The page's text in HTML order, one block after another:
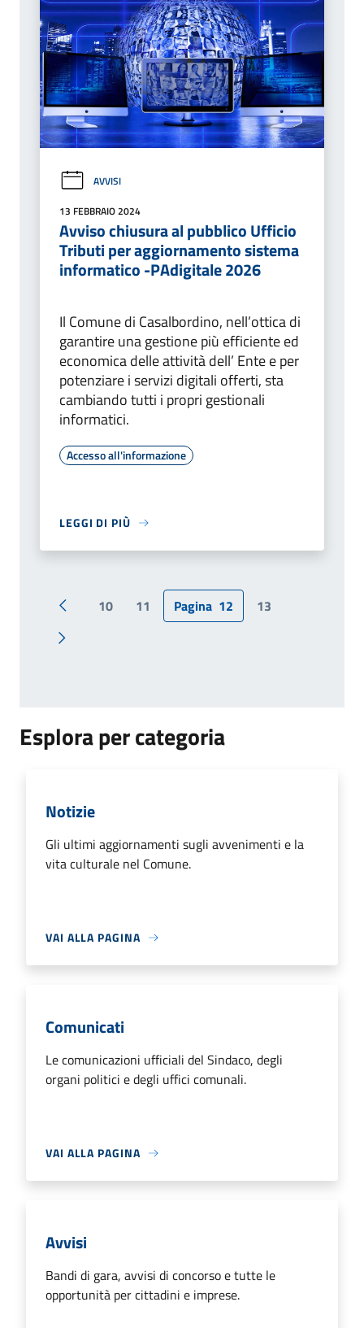
AVVISI
13 FEBBRAIO 2024
Avviso chiusura al pubblico Ufficio
Tributi per aggiornamento sistema
informatico -PAdigitale 2026
Il Comune di Casalbordino, nell’ottica di
garantire una gestione più efficiente ed
economica delle attività dell’ Ente e per
potenziare i servizi digitali offerti, sta
cambiando tutti i propri gestionali
informatici.
Accesso all'informazione
LEGGI DI PIÙ
Pagina precedente
10 11 Pagina 12 13
Pagina successiva
Esplora per categoria
Notizie
Gli ultimi aggiornamenti sugli avvenimenti e la
vita culturale nel Comune.
VAI ALLA PAGINA
Comunicati
Le comunicazioni ufficiali del Sindaco, degli
organi politici e degli uffici comunali.
VAI ALLA PAGINA
Avvisi
Bandi di gara, avvisi di concorso e tutte le
opportunità per cittadini e imprese.